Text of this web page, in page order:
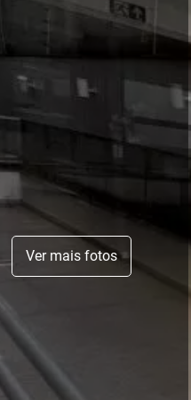
Ver mais fotos